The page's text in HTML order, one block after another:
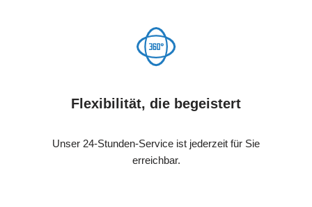
Flexibilität, die begeistert
Unser 24-Stunden-Service ist jederzeit für Sie
erreichbar.